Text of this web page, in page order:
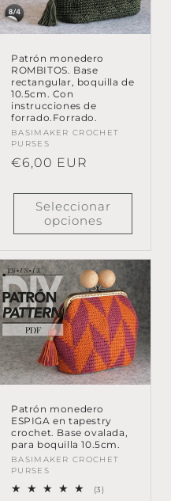
Patrón monedero
ROMBITOS. Base
rectangular, boquilla de
10.5cm. Con
instrucciones de
forrado.Forrado.
Proveedor:
BASIMAKER CROCHET
PURSES
Precio
€6,00 EUR
Seleccionar
opciones
Patrón monedero
ESPIGA en tapestry
crochet. Base ovalada,
para boquilla 10.5cm.
Proveedor:
BASIMAKER CROCHET
PURSES
(3)